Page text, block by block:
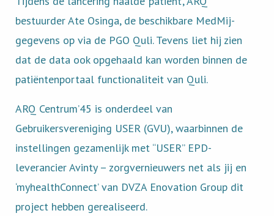
bestuurder Ate Osinga, de beschikbare MedMij-
gegevens op via de PGO Quli. Tevens liet hij zien
dat de data ook opgehaald kan worden binnen de
patiëntenportaal functionaliteit van Quli.
ARQ Centrum’45 is onderdeel van
Gebruikersvereniging USER (GVU), waarbinnen de
instellingen gezamenlijk met “USER” EPD-
leverancier Avinty – zorgvernieuwers net als jij en
‘myhealthConnect’ van DVZA Enovation Group dit
project hebben gerealiseerd.